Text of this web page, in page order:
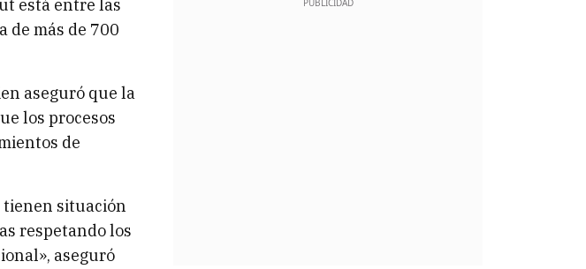
está entre las
de más de 700
aseguró que la
los procesos
de
tienen situación
respetando los
aseguró